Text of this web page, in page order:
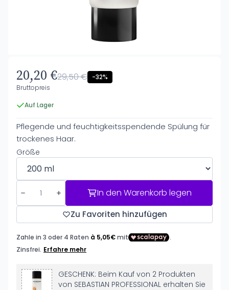
20,20 €29,50 € -32%
Bruttopreis
Auf Lager
Pflegende und feuchtigkeitsspendende Spülung für
trockenes Haar.
Größe
In den Warenkorb legen
Zu Favoriten hinzufügen
GESCHENK: Beim Kauf von 2 Produkten
von SEBASTIAN PROFESSIONAL erhalten Sie